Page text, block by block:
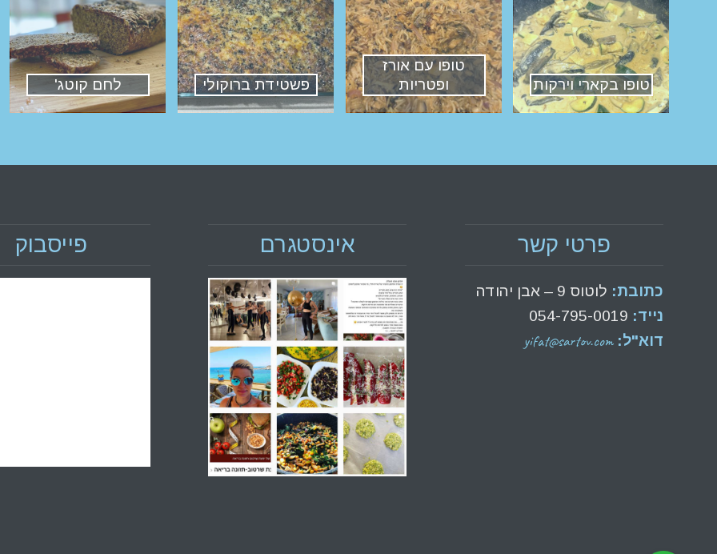
טופו בקארי וירקות
טופו עם אורז
ופטריות
פשטידת ברוקולי לחם קוטג'
פרטי קשר
כתובת: לוטוס 9 – אבן יהודה
נייד: 054-795-0019
דוא"ל:yifat@sartov.com
אינסטגרם פייסבוק